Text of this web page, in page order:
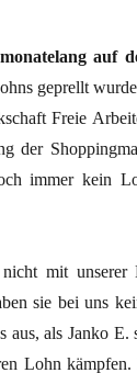
auf
geprellt
Freie
der
immer kein
mit unserer
sie bei uns
aus, als Janko E.
Lohn kämpfen.